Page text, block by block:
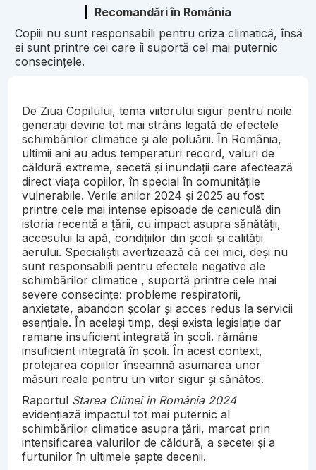
Recomandări în România
Copiii nu sunt responsabili pentru criza climatică, însă
ei sunt printre cei care îi suportă cel mai puternic
consecințele.
De Ziua Copilului, tema viitorului sigur pentru noile
generații devine tot mai strâns legată de efectele
schimbărilor climatice și ale poluării. În România,
ultimii ani au adus temperaturi record, valuri de
căldură extreme, secetă și inundații care afectează
direct viața copiilor, în special în comunitățile
vulnerabile. Verile anilor 2024 și 2025 au fost
printre cele mai intense episoade de caniculă din
istoria recentă a țării, cu impact asupra sănătății,
accesului la apă, condițiilor din școli și calității
aerului. Specialiștii avertizează că cei mici, deși nu
sunt responsabili pentru efectele negative ale
schimbărilor climatice , suportă printre cele mai
severe consecințe: probleme respiratorii,
anxietate, abandon școlar și acces redus la servicii
esențiale. În același timp, deși exista legislație dar
ramane insuficient integrată în școli. rămâne
insuficient integrată în școli. În acest context,
protejarea copiilor înseamnă asumarea unor
măsuri reale pentru un viitor sigur și sănătos.
Raportul Starea Climei în România 2024
evidențiază impactul tot mai puternic al
schimbărilor climatice asupra țării, marcat prin
intensificarea valurilor de căldură, a secetei și a
furtunilor în ultimele șapte decenii.